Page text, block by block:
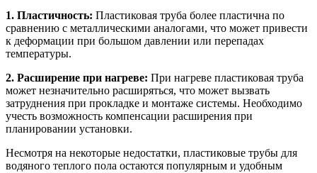
1. Пластичность: Пластиковая труба более пластична по
сравнению с металлическими аналогами, что может привести
к деформации при большом давлении или перепадах
температуры.
2. Расширение при нагреве: При нагреве пластиковая труба
может незначительно расширяться, что может вызвать
затруднения при прокладке и монтаже системы. Необходимо
учесть возможность компенсации расширения при
планировании установки.
Несмотря на некоторые недостатки, пластиковые трубы для
водяного теплого пола остаются популярным и удобным